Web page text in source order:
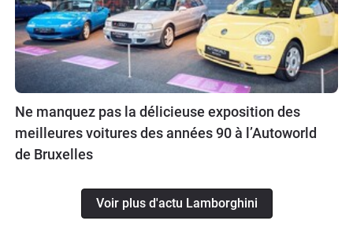
Ne manquez pas la délicieuse exposition des
meilleures voitures des années 90 à l’Autoworld
de Bruxelles
Voir plus d'actu Lamborghini